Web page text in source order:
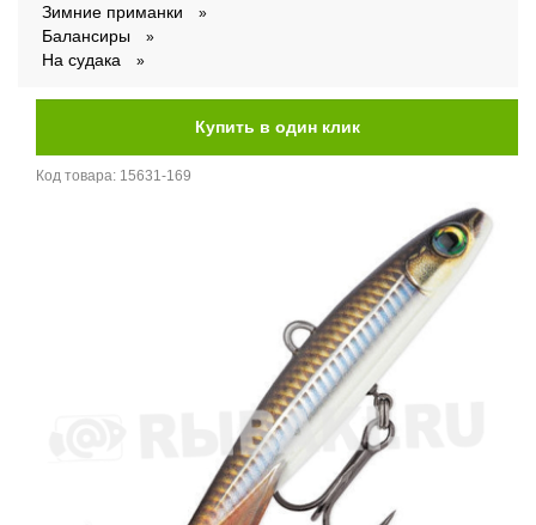
Зимние приманки
Балансиры
На судака
Код товара: 15631-169